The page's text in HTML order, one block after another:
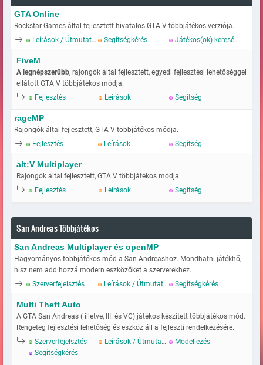
GTA Online
Rockstar Games által fejlesztett hivatalos GTA V többjátékos verziója.
Leírások / Útmutatok
Segítségkérés Játékos(ok) keresése
FiveM
A legnépszerűbb, rajongók által fejlesztett, egyedi fejlesztési lehetőséggel
ellátott GTA V többjátékos módja.
Fejlesztés
Leírások Segítség
rageMP
Rajongók által fejlesztett, GTA V többjátékos módja.
Fejlesztés
Leírások Segítség
alt:V Multiplayer
Rajongók által fejlesztett, GTA V többjátékos módja.
Fejlesztés
Leírások Segítség
San Andreas Többjátékos
San Andreas Multiplayer és openMP
Hagyományos többjátékos mód a San Andreashoz. Mondhatni játékhő,
hisz nem add hozzá modern eszközöket a szerverekhez.
Szerverfejelsztés
Leírások / Útmutatok Segítségkérés
Multi Theft Auto
A GTA San Andreas ( illetve, III. és VC) játékos készített többjátékos mód.
Rengeteg fejlesztési lehetőség és eszköz áll a fejleszti rendelkezésére.
Szerverfejelsztés
Leírások / Útmutatok
Modellezés
Segítségkérés